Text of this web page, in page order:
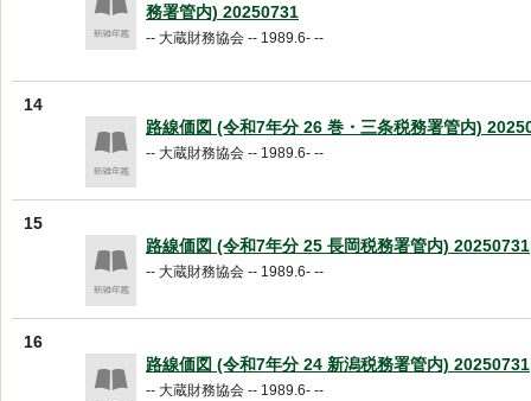
務署管内) 20250731
-- 大蔵財務協会 -- 1989.6- --
14
路線価図 (令和7年分 26 巻・三条税務署管内)
-- 大蔵財務協会 -- 1989.6- --
15
路線価図 (令和7年分 25 長岡税務署管内) 20250731
-- 大蔵財務協会 -- 1989.6- --
16
路線価図 (令和7年分 24 新潟税務署管内) 20250731
-- 大蔵財務協会 -- 1989.6- --